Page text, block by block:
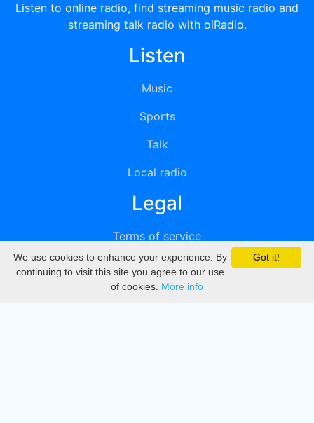
Listen to online radio, find streaming music radio and
streaming talk radio with oiRadio.
Listen
Music
Sports
Talk
Local radio
Legal
Terms of service
Privacy
DMCA
Got it!
We use cookies to enhance your experience. By
continuing to visit this site you agree to our use
of cookies. More info